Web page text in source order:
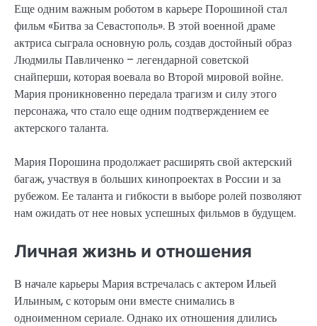
Еще одним важным роботом в карьере Порошиной стал
фильм «Битва за Севастополь». В этой военной драме
актриса сыграла основную роль, создав достойный образ
Людмилы Павличенко – легендарной советской
снайперши, которая воевала во Второй мировой войне.
Мария проникновенно передала трагизм и силу этого
персонажа, что стало еще одним подтверждением ее
актерского таланта.
Мария Порошина продолжает расширять свой актерский
багаж, участвуя в больших кинопроектах в России и за
рубежом. Ее таланта и гибкости в выборе ролей позволяют
нам ожидать от нее новых успешных фильмов в будущем.
Личная жизнь и отношения
В начале карьеры Мария встречалась с актером Ильей
Ильиным, с которым они вместе снимались в
одноименном сериале. Однако их отношения длились